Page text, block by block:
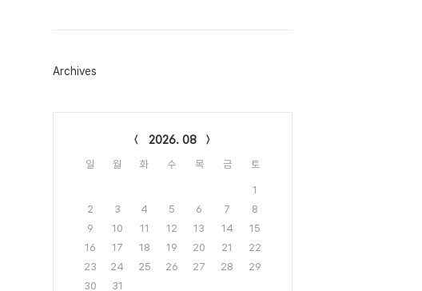
그
Archives
2026. 08
일 월 화 수 목 금 토
1
2
3 4 5 6 7
8
9
10 11 12 13 14
15
16
17 18 19 20 21
22
23
24 25 26 27 28
29
30
31